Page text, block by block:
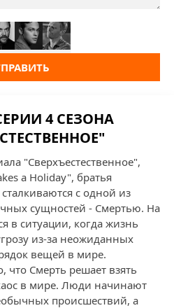
4 СЕЗОНА
"Сверхъестественное",
a Holiday", братья
с одной из
сущностей - Смертью. На
в ситуации, когда жизнь
из-за неожиданных
вещей в мире.
что Смерть решает взять
в мире. Люди начинают
происшествий, а